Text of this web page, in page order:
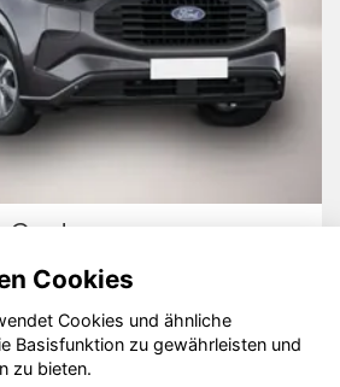
GmbH 2020 - 2026
Cookies
Cookies und ähnliche
Basisfunktion zu gewährleisten und
zu bieten.